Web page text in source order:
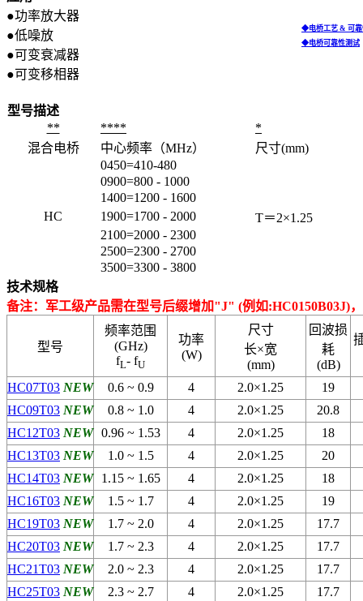
●功率放大器
●低噪放
●可变衰减器
●可变移相器
◆电桥工艺 & 可靠
◆电桥可靠性测试
型号描述
**
****
*
混合电桥
中心频率（MHz） 尺寸(mm)
HC
0450=410-480
0900=800 - 1000
1400=1200 - 1600
1900=1700 - 2000
T＝2×1.25
2100=2000 - 2300
2500=2300 - 2700
3500=3300 - 3800
技术规格
备注：军工级产品需在型号后缀增加"J" (例如:HC0150B03J)
型号
频率范围
(GHz)
fL- fU
功率
(W)
尺寸
长×宽
(mm)
回波损
耗
(dB)
HC07T03 NEW 0.6 ~ 0.9 4 2.0×1.25
19
HC09T03 NEW 0.8 ~ 1.0 4 2.0×1.25
20.8
HC12T03 NEW 0.96 ~ 1.53 4 2.0×1.25
18
HC13T03 NEW 1.0 ~ 1.5 4 2.0×1.25
20
HC14T03 NEW 1.15 ~ 1.65 4 2.0×1.25
18
HC16T03 NEW 1.5 ~ 1.7 4 2.0×1.25
19
HC19T03 NEW 1.7 ~ 2.0 4 2.0×1.25
17.7
HC20T03 NEW 1.7 ~ 2.3 4 2.0×1.25
17.7
HC21T03 NEW 2.0 ~ 2.3 4 2.0×1.25
17.7
HC25T03 NEW 2.3 ~ 2.7 4 2.0×1.25
17.7